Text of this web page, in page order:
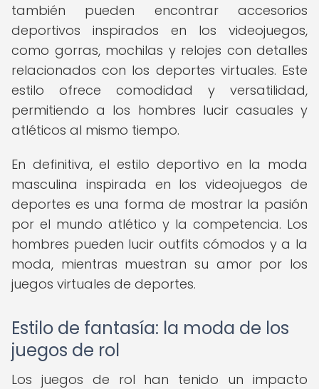
también pueden encontrar accesorios
deportivos inspirados en los videojuegos,
como gorras, mochilas y relojes con detalles
relacionados con los deportes virtuales. Este
estilo ofrece comodidad y versatilidad,
permitiendo a los hombres lucir casuales y
atléticos al mismo tiempo.
En definitiva, el estilo deportivo en la moda
masculina inspirada en los videojuegos de
deportes es una forma de mostrar la pasión
por el mundo atlético y la competencia. Los
hombres pueden lucir outfits cómodos y a la
moda, mientras muestran su amor por los
juegos virtuales de deportes.
Estilo de fantasía: la moda de los
juegos de rol
Los juegos de rol han tenido un impacto